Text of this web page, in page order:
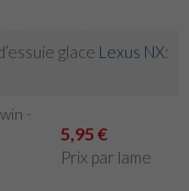
glace Lexus NX:
-
5,95 €
Prix par lame